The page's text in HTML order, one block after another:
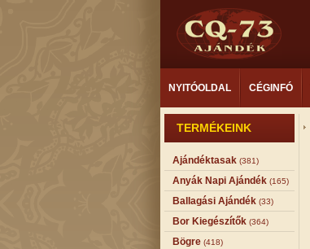
NYITÓOLDAL CÉGINFÓ
TERMÉKEINK
Ajándéktasak (381)
Anyák Napi Ajándék (165)
Ballagási Ajándék (33)
Bor Kiegészítők (364)
Bögre (418)